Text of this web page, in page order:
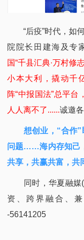
“后疫”时代，如何
院院长田建海及专
国“千县汇典·万村修
小本大利，撬动千
阵“中报国法”总平台
人人离不了......诚邀
想创业，“合作”
问题……海内存知己
共享，共赢共富，共
同时，华夏融媒(
资、跨界融合、
-56141205